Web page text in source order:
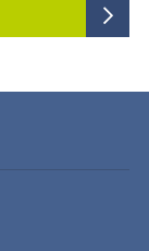
JETZT